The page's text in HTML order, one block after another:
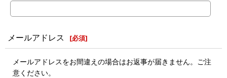
メールアドレス [必須]
メールアドレスをお間違えの場合はお返事が届きません。ご注
意ください。